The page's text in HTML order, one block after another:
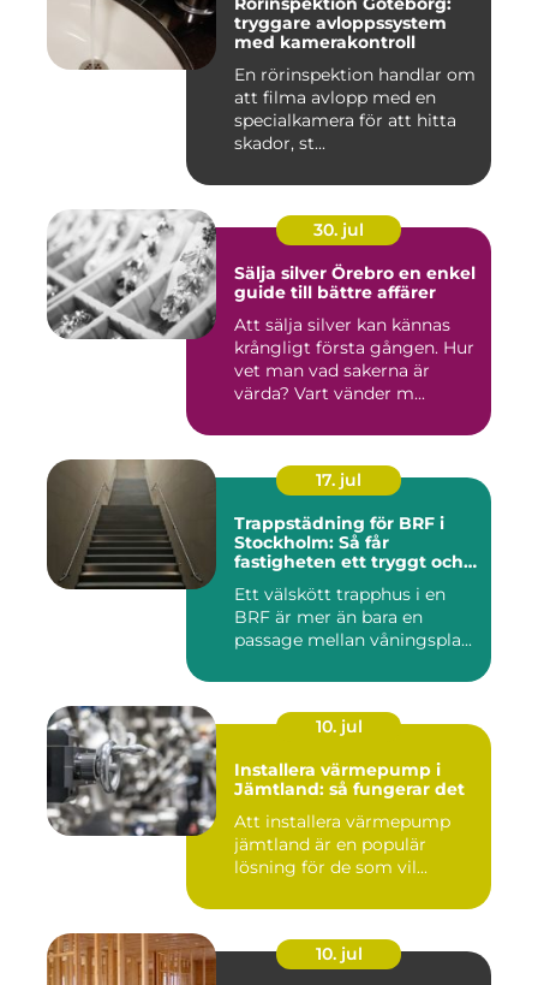
tryggare avloppssystem
med kamerakontroll
En rörinspektion handlar om
att filma avlopp med en
specialkamera för att hitta
skador, st...
30. jul
Sälja silver Örebro en enkel
guide till bättre affärer
Att sälja silver kan kännas
krångligt första gången. Hur
vet man vad sakerna är
värda? Vart vänder m...
17. jul
Trappstädning för BRF i
Stockholm: Så får
fastigheten ett tryggt och
Ett välskött trapphus i en
BRF är mer än bara en
passage mellan våningspla...
10. jul
Installera värmepump i
Jämtland: så fungerar det
Att installera värmepump
jämtland är en populär
lösning för de som vil...
10. jul